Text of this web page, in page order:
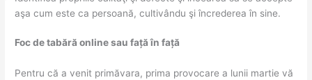
aşa cum este ca persoană, cultivându şi încrederea în sine.
Foc de tabără online sau față în față
Pentru că a venit primăvara, prima provocare a lunii martie vă